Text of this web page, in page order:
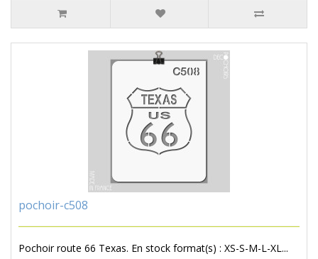
pochoir-c508
Pochoir route 66 Texas. En stock format(s) : XS-S-M-L-XL...